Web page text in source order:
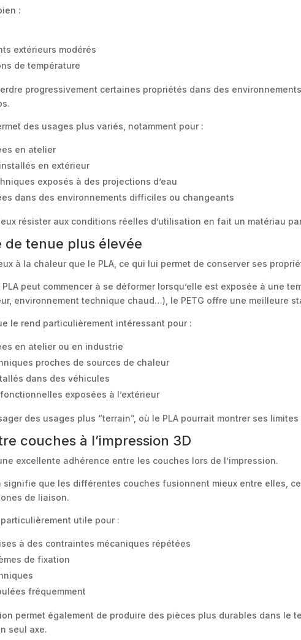
:
extérieurs modérés
de température
progressivement certaines propriétés dans des
des usages plus variés, notamment pour :
en atelier
en extérieur
exposés à des projections d’eau
dans des environnements difficiles ou changeants
résister aux conditions réelles d’utilisation en fait un matériau
de tenue plus élevée
à la chaleur que le PLA, ce qui lui permet de conserver ses
peut commencer à se déformer lorsqu’elle est exposée à une
environnement technique chaud…), le PETG offre une meilleure
le rend particulièrement intéressant pour :
en atelier ou en industrie
proches de sources de chaleur
dans des véhicules
exposées à l’extérieur
des usages plus “terrain”, où le PLA pourrait montrer ses
couches à l’impression 3D
excellente adhérence entre les couches lors de l’impression.
signifie que les différentes couches fusionnent mieux entre elles,
de liaison.
utile pour :
à des contraintes mécaniques répétées
de fixation
fréquemment
permet également de produire des pièces plus durables dans le
seul axe.